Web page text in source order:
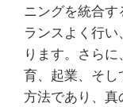
ニングを統合
ランスよく行
ります。さら
育、起業、そ
方法であり、